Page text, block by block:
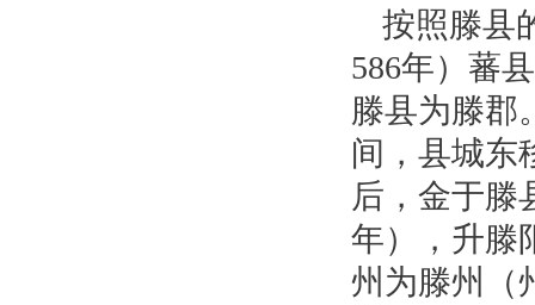
按照滕县
586年）蕃
滕县为滕郡
间，县城东
后，金于滕
年），升滕
州为滕州（